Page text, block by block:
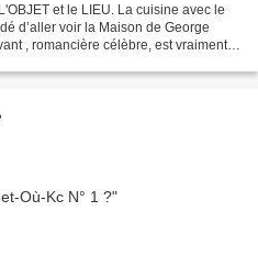
et le LIEU. La cuisine avec le
d’aller voir la Maison de George
, romancière célèbre, est vraiment